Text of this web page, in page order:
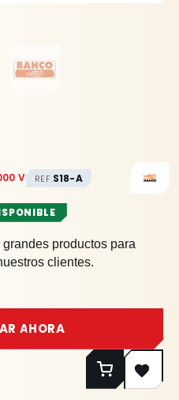
V REF.S18-A
productos para
clientes.
AHORA